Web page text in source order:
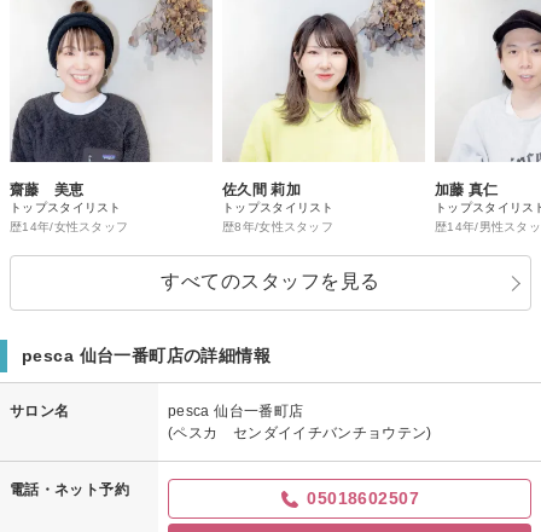
齋藤 美恵
トップスタイリスト
歴14年/女性スタッフ
佐久間 莉加
トップスタイリスト
歴8年/女性スタッフ
加藤 真仁
トップスタイリス
歴14年/男性スタ
すべてのスタッフを見る
pesca 仙台一番町店の詳細情報
サロン名
pesca 仙台一番町店
(ペスカ センダイイチバンチョウテン)
電話・ネット予約 05018602507